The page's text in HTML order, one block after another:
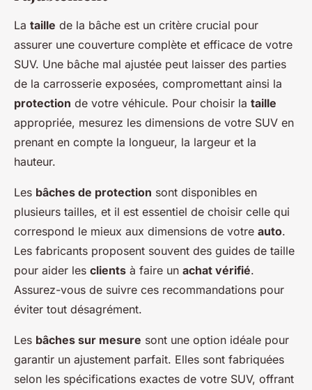
La taille de la bâche est un critère crucial pour
assurer une couverture complète et efficace de votre
SUV. Une bâche mal ajustée peut laisser des parties
de la carrosserie exposées, compromettant ainsi la
protection de votre véhicule. Pour choisir la taille
appropriée, mesurez les dimensions de votre SUV en
prenant en compte la longueur, la largeur et la
hauteur.
Les bâches de protection sont disponibles en
plusieurs tailles, et il est essentiel de choisir celle qui
correspond le mieux aux dimensions de votre auto.
Les fabricants proposent souvent des guides de taille
pour aider les clients à faire un achat vérifié.
Assurez-vous de suivre ces recommandations pour
éviter tout désagrément.
Les bâches sur mesure sont une option idéale pour
garantir un ajustement parfait. Elles sont fabriquées
selon les spécifications exactes de votre SUV, offrant